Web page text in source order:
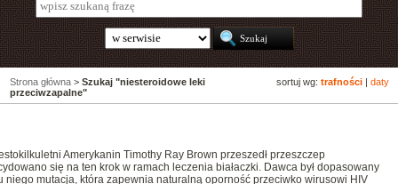
sortuj wg: trafności daty
Strona główna > Szukaj "niesteroidowe leki
przeciwzapalne"
Amerykanin Timothy Ray Brown przeszedł przeszczep
się na ten krok w ramach leczenia białaczki. Dawca był dopasowany
niego mutacja, która zapewnia naturalną oporność przeciwko wirusowi HIV